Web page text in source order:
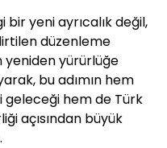
yeni ayrıcalık değil,
düzenleme
yeniden yürürlüğe
bu adımın hem
hem de Türk
açısından büyük